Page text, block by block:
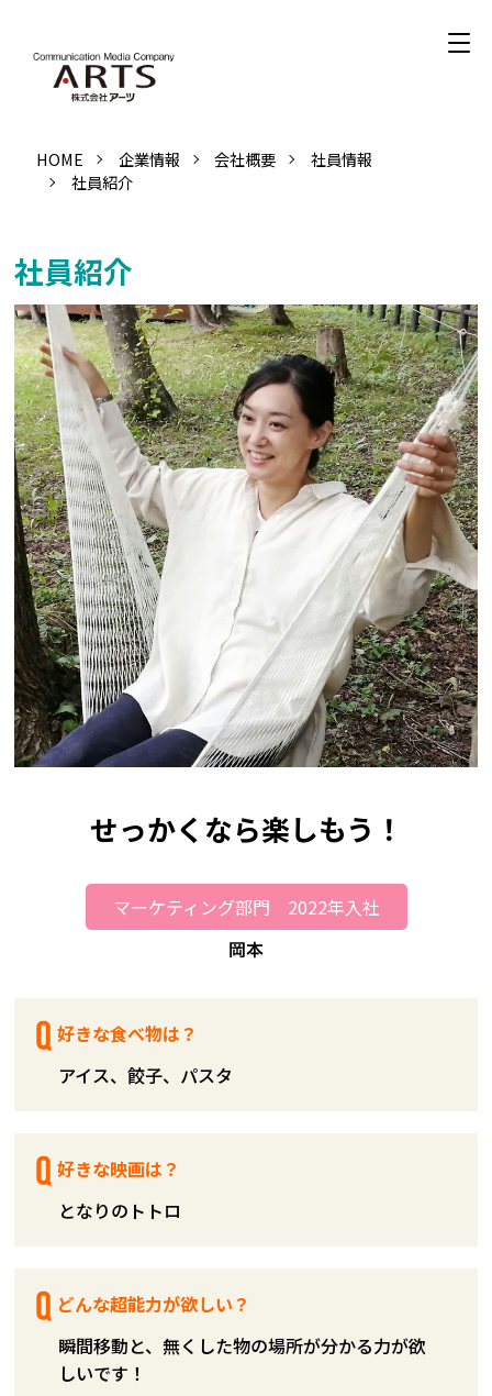
HOME 企業情報 会社概要
社員情報
社員紹介
社員紹介
せっかくなら楽しもう！
マーケティング部門 2022年入社
好きな食べ物は？
アイス、餃子、パスタ
好きな映画は？
となりのトトロ
どんな超能力が欲しい？
瞬間移動と、無くした物の場所が分かる力が欲
しいです！